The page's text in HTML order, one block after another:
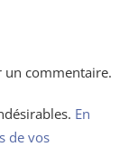
commentaire.
En
de vos